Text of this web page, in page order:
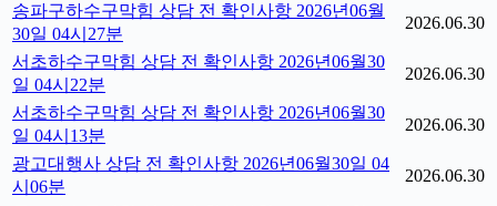
송파구하수구막힘 상담 전 확인사항 2026년06월
30일 04시27분
2026.06.30
서초하수구막힘 상담 전 확인사항 2026년06월30
일 04시22분
2026.06.30
서초하수구막힘 상담 전 확인사항 2026년06월30
일 04시13분
2026.06.30
광고대행사 상담 전 확인사항 2026년06월30일 04
시06분
2026.06.30